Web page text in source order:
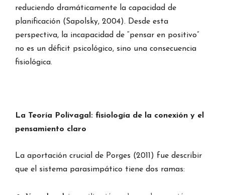
reduciendo dramáticamente la capacidad de
planificación (Sapolsky, 2004). Desde esta
perspectiva, la incapacidad de “pensar en positivo”
no es un déficit psicológico, sino una consecuencia
fisiológica.
La Teoría Polivagal: fisiología de la conexión y el
pensamiento claro
La aportación crucial de Porges (2011) fue describir
que el sistema parasimpático tiene dos ramas: